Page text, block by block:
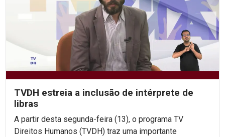
TVDH estreia a inclusão de intérprete de
libras
A partir desta segunda-feira (13), o programa TV
Direitos Humanos (TVDH) traz uma importante